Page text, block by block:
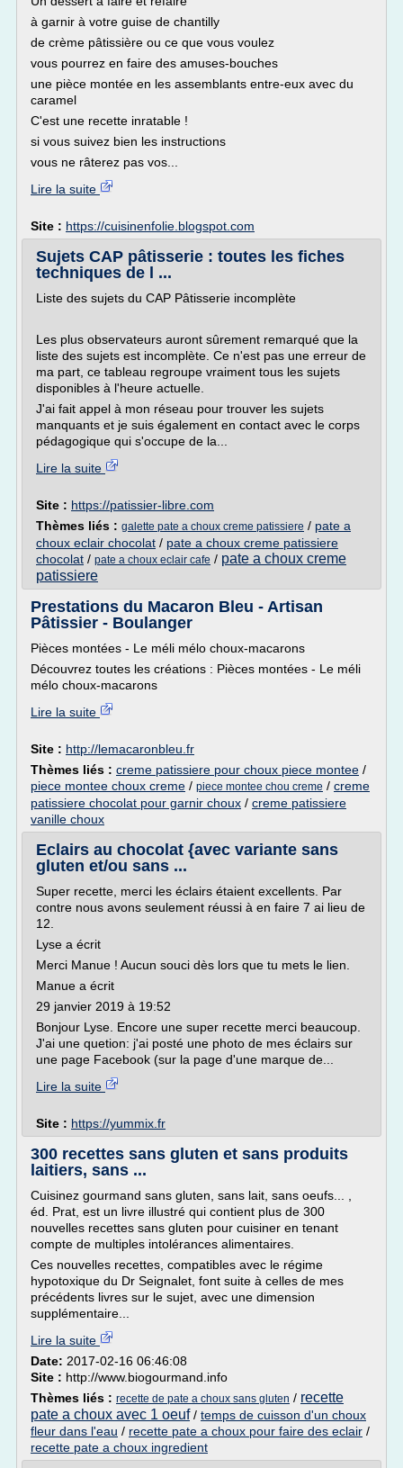
à garnir à votre guise de chantilly
de crème pâtissière ou ce que vous voulez
vous pourrez en faire des amuses-bouches
une pièce montée en les assemblants entre-eux avec du
caramel
C'est une recette inratable !
si vous suivez bien les instructions
vous ne râterez pas vos...
Lire la suite
Site : https://cuisinenfolie.blogspot.com
Sujets CAP pâtisserie : toutes les fiches
techniques de l ...
Liste des sujets du CAP Pâtisserie incomplète
Les plus observateurs auront sûrement remarqué que la
liste des sujets est incomplète. Ce n'est pas une erreur de
ma part, ce tableau regroupe vraiment tous les sujets
disponibles à l'heure actuelle.
J'ai fait appel à mon réseau pour trouver les sujets
manquants et je suis également en contact avec le corps
pédagogique qui s'occupe de la...
Lire la suite
Site : https://patissier-libre.com
Thèmes liés : galette pate a choux creme patissiere / pate a
choux eclair chocolat / pate a choux creme patissiere
chocolat / pate a choux eclair cafe / pate a choux creme
patissiere
Prestations du Macaron Bleu - Artisan
Pâtissier - Boulanger
Pièces montées - Le méli mélo choux-macarons
Découvrez toutes les créations : Pièces montées - Le méli
mélo choux-macarons
Lire la suite
Site : http://lemacaronbleu.fr
Thèmes liés : creme patissiere pour choux piece montee /
piece montee choux creme / piece montee chou creme / creme
patissiere chocolat pour garnir choux / creme patissiere
vanille choux
Eclairs au chocolat {avec variante sans
gluten et/ou sans ...
Super recette, merci les éclairs étaient excellents. Par
contre nous avons seulement réussi à en faire 7 ai lieu de
12.
Lyse a écrit
Merci Manue ! Aucun souci dès lors que tu mets le lien.
Manue a écrit
29 janvier 2019 à 19:52
Bonjour Lyse. Encore une super recette merci beaucoup.
J'ai une quetion: j'ai posté une photo de mes éclairs sur
une page Facebook (sur la page d'une marque de...
Lire la suite
Site : https://yummix.fr
300 recettes sans gluten et sans produits
laitiers, sans ...
Cuisinez gourmand sans gluten, sans lait, sans oeufs... ,
éd. Prat, est un livre illustré qui contient plus de 300
nouvelles recettes sans gluten pour cuisiner en tenant
compte de multiples intolérances alimentaires.
Ces nouvelles recettes, compatibles avec le régime
hypotoxique du Dr Seignalet, font suite à celles de mes
précédents livres sur le sujet, avec une dimension
supplémentaire...
Lire la suite
Date: 2017-02-16 06:46:08
Site : http://www.biogourmand.info
Thèmes liés : recette de pate a choux sans gluten / recette
pate a choux avec 1 oeuf/ temps de cuisson d'un choux
fleur dans l'eau / recette pate a choux pour faire des eclair /
recette pate a choux ingredient